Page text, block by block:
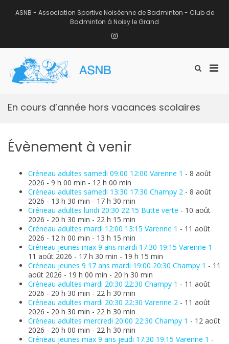
ASNB - Association Sportive Noiséenne de Badminton - Club de
Badminton à Noisy le Grand
Instagram
Afficher
recherche
En cours d’année hors vacances scolaires
Évènement à venir
Créneau adultes samedi 09:00 12:00 Varenne 1 - 8 août
2026 - 9 h 00 min - 12 h 00 min
Créneau adultes samedi 13:30 17:30 Champy 2 - 8 août
2026 - 13 h 30 min - 17 h 30 min
Créneau adultes lundi 20:30 22:15 Butte verte - 10 août
2026 - 20 h 30 min - 22 h 15 min
Créneau adultes mardi 12:00 13:15 Varenne 1 - 11 août
2026 - 12 h 00 min - 13 h 15 min
Créneau jeunes max 9 ans mardi 17:30 19:15 Varenne 1 -
11 août 2026 - 17 h 30 min - 19 h 15 min
Créneau jeunes 9 17 ans mardi 19:00 20:30 Champy 1 - 11
août 2026 - 19 h 00 min - 20 h 30 min
Créneau adultes mardi 20:30 22:30 Champy 1 - 11 août
2026 - 20 h 30 min - 22 h 30 min
Créneau adultes mardi 20:30 22:30 Varenne 2 - 11 août
2026 - 20 h 30 min - 22 h 30 min
Créneau adultes mercredi 20:00 22:30 Champy 1 - 12 août
2026 - 20 h 00 min - 22 h 30 min
Créneau jeunes max 9 ans jeudi 17:30 19:15 Varenne 1 -